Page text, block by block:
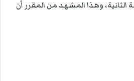
وهذا المشهد من المقرر أن